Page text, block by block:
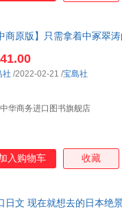
商原版】只需拿着中冢翠
中华商务进口图书旗舰店
社 /2022-02-21 /宝島社
入购物车 收藏
日文 现在就想去的日本绝